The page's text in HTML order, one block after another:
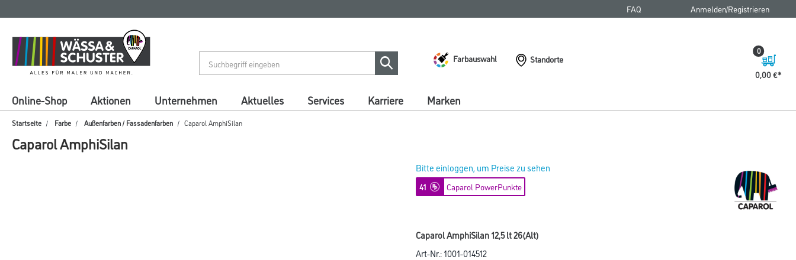
springen
springen
FAQ Anmelden/Registrieren
Farbauswahl
Standorte
0,00 €
0
Online-Shop Aktionen Unternehmen Aktuelles Services Karriere Marken
Startseite Farbe Außenfarben / Fassadenfarben Caparol AmphiSilan
Caparol AmphiSilan
Bitte einloggen, um Preise zu sehen
41 Caparol PowerPunkte
Caparol AmphiSilan 12,5 lt 26(Alt)
Art-Nr.:1001-014512